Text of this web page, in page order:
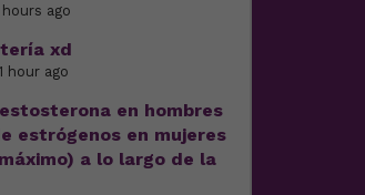
ago
xd
hour ago
en hombres
estrógenos en mujeres
a lo largo de la